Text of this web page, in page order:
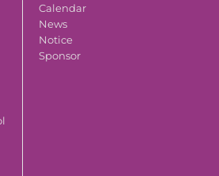
Calendar
News
Notice
Sponsor